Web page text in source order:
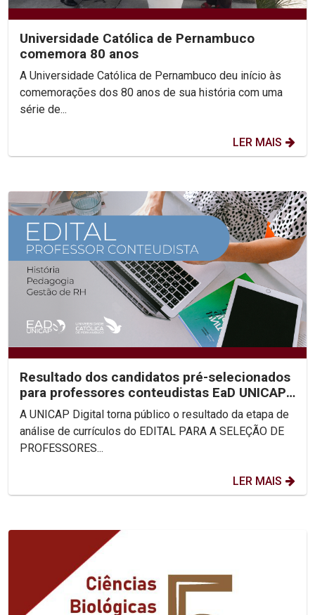
Universidade Católica de Pernambuco
comemora 80 anos
A Universidade Católica de Pernambuco deu início às
comemorações dos 80 anos de sua história com uma
série de...
LER MAIS
Resultado dos candidatos pré-selecionados
para professores conteudistas EaD UNICAP
(Edital 2023/02)
A UNICAP Digital torna público o resultado da etapa de
análise de currículos do EDITAL PARA A SELEÇÃO DE
PROFESSORES...
LER MAIS